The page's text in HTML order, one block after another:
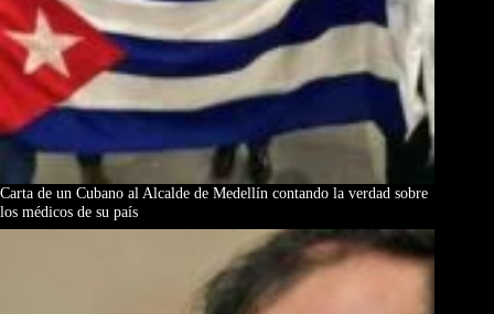
Carta de un Cubano al Alcalde de Medellín contando la verdad sobre
los médicos de su país